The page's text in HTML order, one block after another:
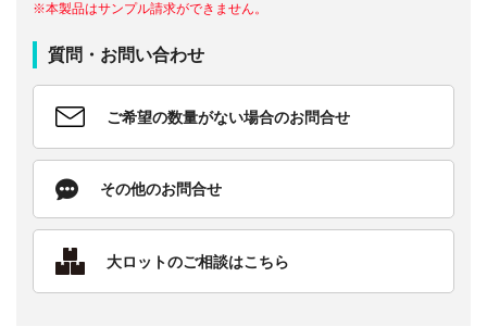
※本製品はサンプル請求ができません。
質問・お問い合わせ
ご希望の数量がない場合のお問合せ
その他のお問合せ
大ロットのご相談はこちら